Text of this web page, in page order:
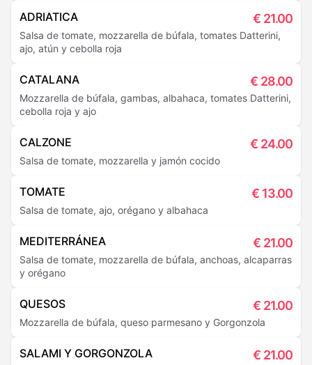
ADRIATICA € 21.00
Salsa de tomate, mozzarella de búfala, tomates Datterini,
ajo, atún y cebolla roja
CATALANA € 28.00
Mozzarella de búfala, gambas, albahaca, tomates Datterini,
cebolla roja y ajo
CALZONE € 24.00
Salsa de tomate, mozzarella y jamón cocido
TOMATE € 13.00
Salsa de tomate, ajo, orégano y albahaca
MEDITERRÁNEA € 21.00
Salsa de tomate, mozzarella de búfala, anchoas, alcaparras
y orégano
QUESOS € 21.00
Mozzarella de búfala, queso parmesano y Gorgonzola
SALAMI Y GORGONZOLA € 21.00